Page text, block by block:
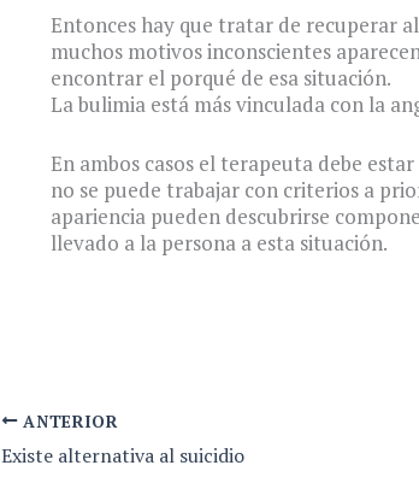
Entonces hay que tratar de recuperar
muchos motivos inconscientes
encontrar el porqué de esa situación.
La bulimia está más vinculada con la
En ambos casos el terapeuta debe
no se puede trabajar con criterios a
apariencia pueden descubrirse
llevado a la persona a esta situación.
ANTERIOR
Existe alternativa al suicidio